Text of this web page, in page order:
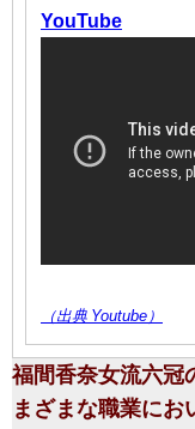
YouTube
（出典 Youtube）
福間香奈女流六冠
まざまな職業にお